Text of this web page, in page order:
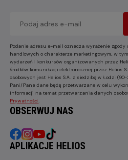
Podanie adresu e-mail oznacza wyrażenie
handlowych o charakterze marketingowym, w
wydarzeń i konkursów organizowanych przez
środków komunikacji elektronicznej przez Helios
osobowych jest Helios S.A. z siedzibą w Łodzi
Pani/Pana dane będą przetwarzane w celu
informacji na temat przetwarzania danych
Prywatności
OBSERWUJ NAS
APLIKACJE HELIOS